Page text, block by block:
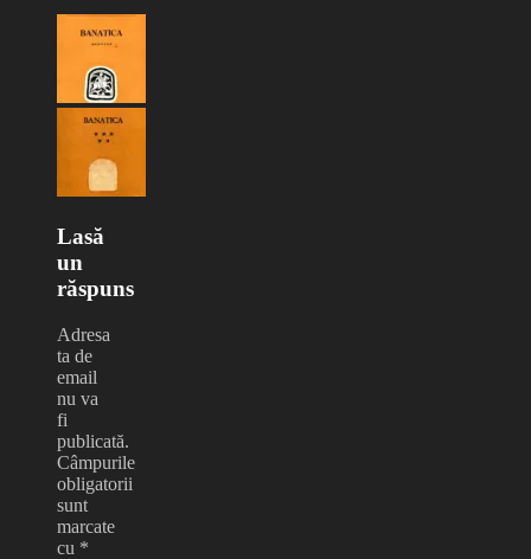
Lasă
un
răspuns
Adresa
ta de
email
nu va
fi
publicată.
Câmpurile
obligatorii
sunt
marcate
cu *